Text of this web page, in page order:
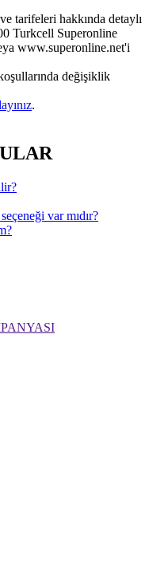
tarifeleri hakkında detaylı
Turkcell Superonline
www.superonline.net'i
değişiklik
​.
var mıdır?